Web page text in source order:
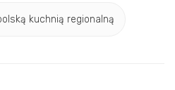
kuchnią regionalną